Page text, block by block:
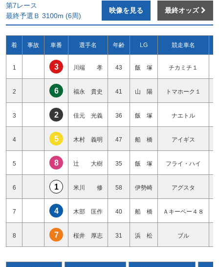
第7レース
最終予選Ｂ 3100m (6周)
映像を見る 最終オッズ
着 事故 車番 選手名 年齢 LG 競走車名
1 3 川端 孝 43 飯 塚 チカミチ１
2 6 福永 貴史 41 山 陽 トマホーク１
3 2 佳元 光義 36 飯 塚 ナエトル
4 5 木村 義明 47 船 橋 アイギス
5 8 辻 大樹 35 飯 塚 フライ・ハイ
6 1 米川 修 58 伊勢崎 アグスタ
7 4 木部 匡作 40 船 橋 Ａキーベー４８
8 7 桜井 厚志 31 浜 松 ブル